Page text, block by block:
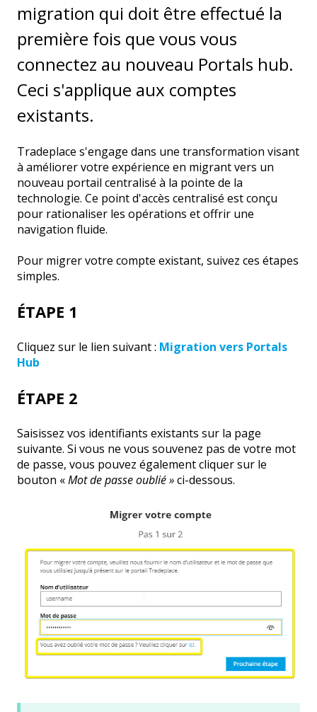
migration qui doit être effectué la
première fois que vous vous
connectez au nouveau Portals hub.
Ceci s'applique aux comptes
existants.
Tradeplace s'engage dans une transformation visant
à améliorer votre expérience en migrant vers un
nouveau portail centralisé à la pointe de la
technologie. Ce point d'accès centralisé est conçu
pour rationaliser les opérations et offrir une
navigation fluide.
Pour migrer votre compte existant, suivez ces étapes
simples.
ÉTAPE 1
Cliquez sur le lien suivant : Migration vers Portals
Hub
ÉTAPE 2
Saisissez vos identifiants existants sur la page
suivante. Si vous ne vous souvenez pas de votre mot
de passe, vous pouvez également cliquer sur le
bouton «Mot de passe oublié »ci-dessous.